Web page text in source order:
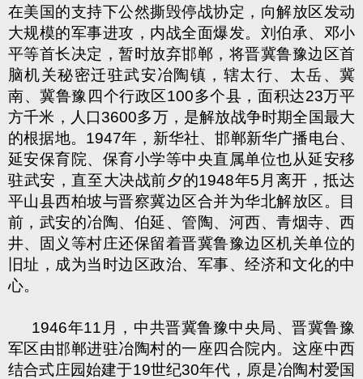
在美国的支持下公然撕毁停战协定，向解放区发动
大规模的军事进攻，内战全面爆发。刘伯承、邓小
平等首长决定，暂时放弃邯郸，将晋冀鲁豫边区首
脑机关秘密迁驻武安冶陶镇，辖太行、太岳、冀
南、冀鲁豫四个行政区100多个县，面积达23万平
方千米，人口3600多万，是解放战争时期全国最大
的根据地。 1947年，新华社、邯郸新华广播电台、
延安保育院、保育小学等中央直属单位也从延安移
驻武安，直至大决战前夕的1948年5 月离开，抵达
平山县西柏坡与晋察冀边区合并为华北解放区。目
前，武安的冶陶、伯延、管陶、河西、青烟寺、西
井、固义等村庄还保留着晋冀鲁豫边区机关单位的
旧址，成为当时边区政治、军事、经济和文化的中
心。
1946年11 月，中共晋冀鲁豫中央局、晋冀鲁豫
军区由邯郸进驻冶陶村的一座四合院内。这座中西
结合式庄园始建于19世纪30年代，原是冶陶村爱国